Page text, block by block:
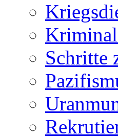
Schritte